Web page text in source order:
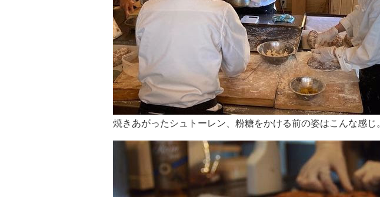
焼きあがったシュトーレン、粉糖をかける前の姿はこんな感じ。